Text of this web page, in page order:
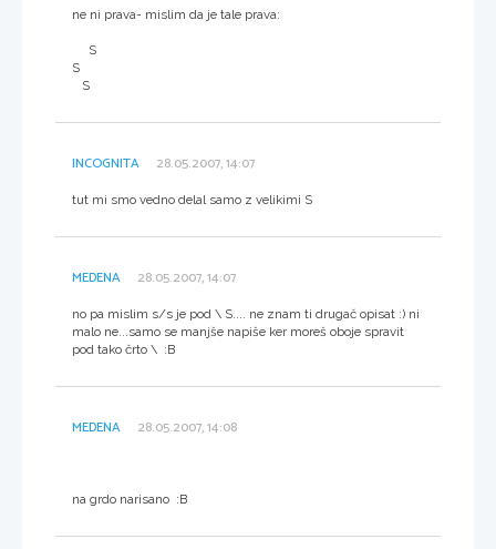
ne ni prava- mislim da je tale prava:
S
S
S
INCOGNITA 28.05.2007, 14:07
tut mi smo vedno delal samo z velikimi S
MEDENA 28.05.2007, 14:07
no pa mislim s/s je pod \ S.... ne znam ti drugač opisat :) ni
malo ne...samo se manjše napiše ker moreš oboje spravit
pod tako črto \ :B
MEDENA 28.05.2007, 14:08
na grdo narisano :B